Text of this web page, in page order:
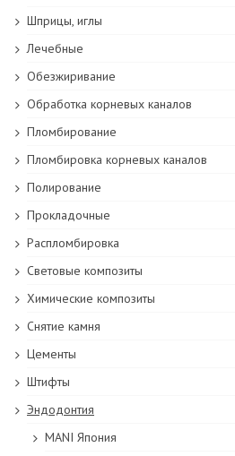
Шприцы, иглы
Лечебные
Обезжиривание
Обработка корневых каналов
Пломбирование
Пломбировка корневых каналов
Полирование
Прокладочные
Распломбировка
Световые композиты
Химические композиты
Снятие камня
Цементы
Штифты
Эндодонтия
MANI Япония